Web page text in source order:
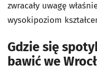
zwracały uwagę
wysokipoziom
Gdzie się
bawić we